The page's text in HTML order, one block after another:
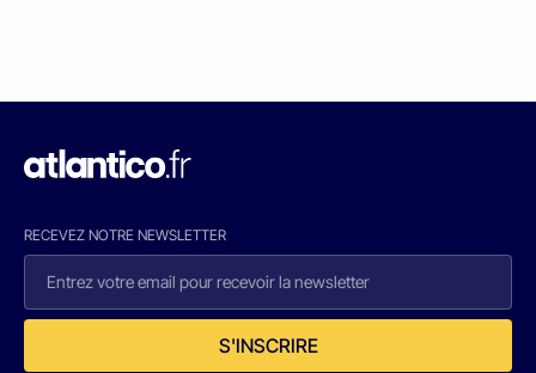
RECEVEZ NOTRE NEWSLETTER
S'INSCRIRE